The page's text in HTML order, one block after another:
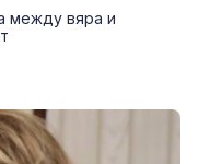
между вяра и